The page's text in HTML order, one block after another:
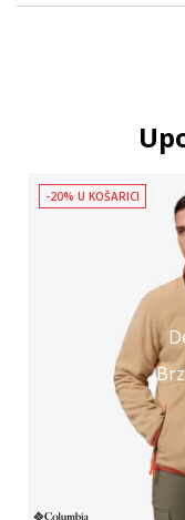
-20% U KOŠARICI